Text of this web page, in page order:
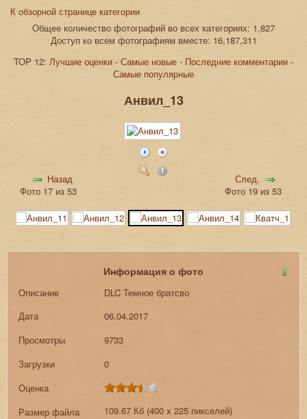
К обзорной странице категории
Общее количество фотографий во всех категориях: 1,827
Доступ ко всем фотографиям вместе: 16,187,311
TOP 12: Лучшие оценки - Самые новые - Последние комментарии -
Самые популярные
Анвил_13
Назад
Фото 17 из 53
След.
Фото 19 из 53
Информация о фото
Описание
DLC Темное братсво
Дата
06.04.2017
Просмотры
9733
Загрузки
0
Оценка
Размер файла
109.67 Кб (400 x 225 пикселей)